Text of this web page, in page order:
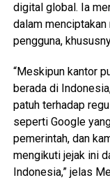
digital global. Ia
dalam
pengguna,
“Meskipun kantor
berada di
patuh terhadap
seperti Google
pemerintah, dan
mengikuti jejak ini
Indonesia,” jelas